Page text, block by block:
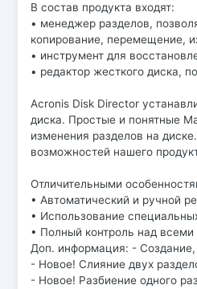
В состав продукта входят:
• менеджер разделов,
копирование, перемещение,
• инструмент для
• редактор жесткого диска,
Acronis Disk Director
диска. Простые и понятные
изменения разделов на
возможностей нашего
Отличительными
• Автоматический и ручной
• Использование
• Полный контроль над
Доп. информация: -
- Новое! Слияние двух
- Новое! Разбиение одного